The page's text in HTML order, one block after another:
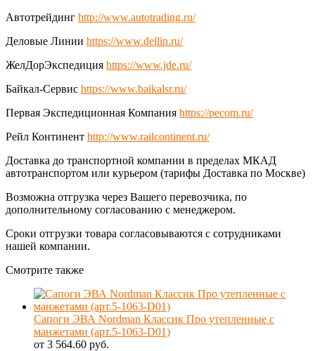
Автотрейдинг http://www.autotrading.ru/
Деловые Линии https://www.dellin.ru/
ЖелДорЭкспедиция https://www.jde.ru/
Байкал-Сервис https://www.baikalsr.ru/
Первая Экспедиционная Компания https://pecom.ru/
Рейл Континент http://www.railcontinent.ru/
Доставка до транспортной компании в пределах МКАД
автотранспортом или курьером (тарифы Доставка по Москве)
Возможна отгрузка через Вашего перевозчика, по
дополнительному согласованию с менеджером.
Сроки отгрузки товара согласовываются с сотрудниками
нашей компании.
Смотрите также
Сапоги ЭВА Nordman Классик Про утепленные с
манжетами (арт.5-1063-D01)
от 3 564.60 руб.